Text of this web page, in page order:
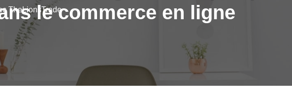
TheLionsTradele commerce en ligne